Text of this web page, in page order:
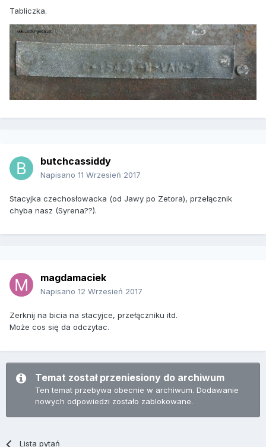
Tabliczka.
butchcassiddy
Napisano 11 Wrzesień 2017
Stacyjka czechosłowacka (od Jawy po Zetora), przełącznik
chyba nasz (Syrena??).
magdamaciek
Napisano 12 Wrzesień 2017
Zerknij na bicia na stacyjce, przełączniku itd.
Może cos się da odczytac.
Temat został przeniesiony do archiwum
Ten temat przebywa obecnie w archiwum. Dodawanie
nowych odpowiedzi zostało zablokowane.
Lista pytań